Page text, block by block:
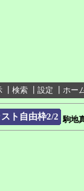
検索 設定 ホー
ト自由枠2/2 駒地